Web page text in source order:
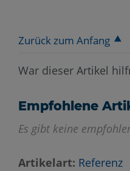
Zurück zum Anfang
War dieser Artikel
Empfohlene
Es gibt keine
Artikelart Referenz